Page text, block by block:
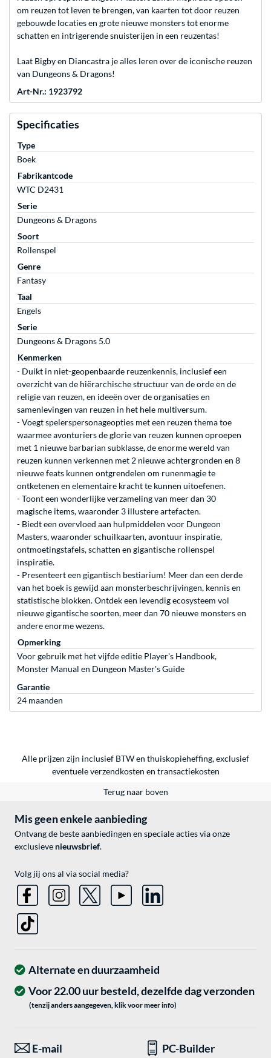
om reuzen tot leven te brengen, van kaarten tot door reuzen
gebouwde locaties en grote nieuwe monsters tot enorme
schatten en intrigerende snuisterijen in een reuzentas!
Laat Bigby en Diancastra je alles leren over de iconische reuzen
van Dungeons & Dragons!
Art-Nr.: 1923792
Specificaties
Type
Boek
Fabrikantcode
WTC D2431
Serie
Dungeons & Dragons
Soort
Rollenspel
Genre
Fantasy
Taal
Engels
Serie
Dungeons & Dragons 5.0
Kenmerken
- Duikt in niet-geopenbaarde reuzenkennis, inclusief een
overzicht van de hiërarchische structuur van de orde en de
religie van reuzen, en ideeën over de organisaties en
samenlevingen van reuzen in het hele multiversum.
- Voegt spelerspersonageopties met een reuzen thema toe
waarmee avonturiers de glorie van reuzen kunnen oproepen
met 1 nieuwe barbarian subklasse, de enorme wereld van
reuzen kunnen verkennen met 2 nieuwe achtergronden en 8
nieuwe feats kunnen ontgrendelen om runenmagie te
ontketenen en elementaire kracht te kunnen uitoefenen.
- Toont een wonderlijke verzameling van meer dan 30
magische items, waaronder 3 illustere artefacten.
- Biedt een overvloed aan hulpmiddelen voor Dungeon
Masters, waaronder schuilkaarten, avontuur inspiratie,
ontmoetingstafels, schatten en gigantische rollenspel
inspiratie.
- Presenteert een gigantisch bestiarium! Meer dan een derde
van het boek is gewijd aan monsterbeschrijvingen, kennis en
statistische blokken. Ontdek een levendig ecosysteem vol
nieuwe gigantische soorten, meer dan 70 nieuwe monsters en
andere enorme wezens.
Opmerking
Voor gebruik met het vijfde editie Player's Handbook,
Monster Manual en Dungeon Master's Guide
Garantie
24 maanden
Alle prijzen zijn inclusief BTW en thuiskopieheffing, exclusief
eventueleverzendkosten en transactiekosten
Terug naar boven
Mis geen enkele aanbieding
Ontvang de beste aanbiedingen en speciale acties via onze
exclusieve nieuwsbrief.
Volg jij ons al via social media?
Alternate en duurzaamheid
Voor 22.00 uur besteld, dezelfde dag verzonden
(tenzij anders aangegeven, klik voor meer info)
E-mail PC-Builder